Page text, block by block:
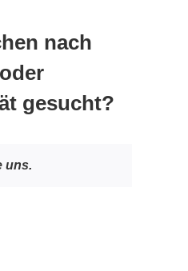
nach
gesucht?
uns.